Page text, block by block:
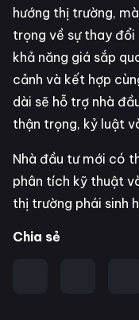
hướng thị trường,
trọng về sự thay
khả năng giá sắp
cảnh và kết hợp
dài sẽ hỗ trợ nhà
thận trọng, kỷ luật
Nhà đầu tư mới có
phân tích kỹ thuật
thị trường phái sinh
Chia sẻ